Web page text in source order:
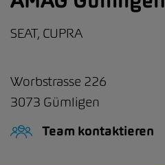
SEAT, CUPRA
Worbstrasse 226
3073 Gümligen
Team kontaktieren